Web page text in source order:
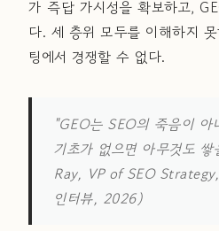
가 즉답 가시성을 확보하고,
다. 세 층위 모두를 이해하지
팅에서 경쟁할 수 없다.
"GEO는 SEO의 죽음이 아
기초가 없으면 아무것도
Ray, VP of SEO
인터뷰, 2026)